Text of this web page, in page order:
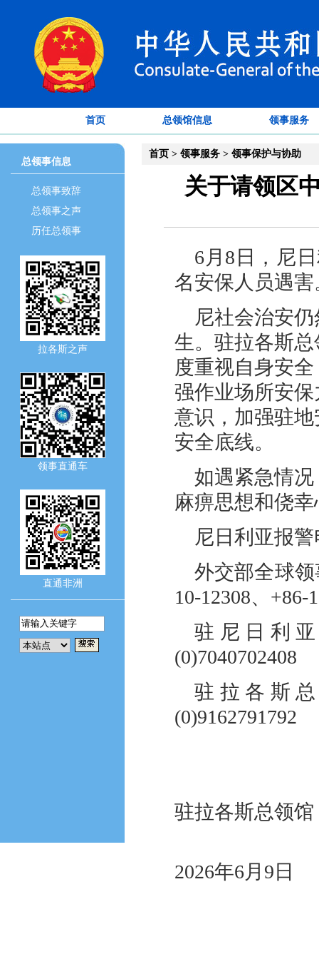
首页 总领馆信息 领事服务
总领事信息
总领事致辞
总领事之声
历任总领事
拉各斯之声
领事直通车
直通非洲
首页 > 领事服务 > 领事保护与协助
关于请领区
6月8日，尼
名安保人员遇
尼社会治安
生。驻拉各斯
度重视自身安
强作业场所安
意识，加强驻
安全底线。
如遇紧急情
麻痹思想和侥
尼日利亚报
外交部全球
10-12308、+86-
驻尼日利
(0)7040702408
驻拉各斯
(0)9162791792
驻拉各斯总领馆
2026年6月9日